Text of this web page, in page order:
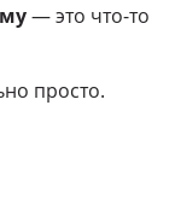
— это что-то
просто.